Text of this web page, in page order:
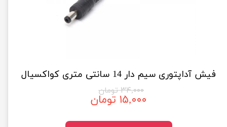
فیش آداپتوری سیم دار 14 سانتی متری کواکسیال
۳۴,۰۰۰ تومان
۱۵,۰۰۰ تومان